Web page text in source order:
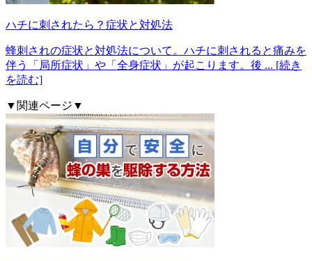
ハチに刺されたら？症状と対処法
蜂刺されの症状と対処法について。ハチに刺されると痛みを
伴う「局所症状」や「全身症状」が起こります。後 ... [続き
を読む]
▼関連ページ▼